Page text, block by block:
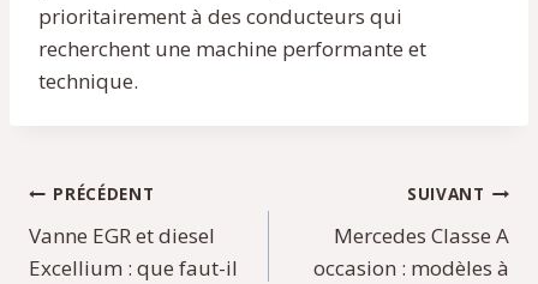
prioritairement à des conducteurs qui
recherchent une machine performante et
technique.
Navigation
de
PRÉCÉDENT
Vanne EGR et diesel
Excellium : que faut-il
SUIVANT
Mercedes Classe A
occasion : modèles à